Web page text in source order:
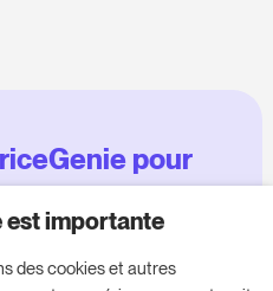
pour
est importante
des cookies et autres